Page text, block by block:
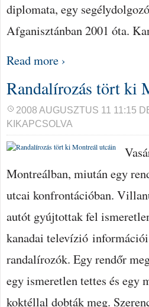
diplomata, egy
Afganisztánban 2001 óta.
Read more ›
Randalírozás tört ki
2008 AUGUSZTUS 11 11:15
KIKAPCSOLVA
Montreálban, miután egy
utcai konfrontációban.
autót gyújtottak fel
kanadai televízió
randalírozók. Egy rendőr
egy ismeretlen tettes és egy
koktéllal dobták meg.